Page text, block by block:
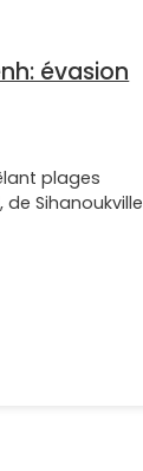
évasion
plages
Sihanoukville